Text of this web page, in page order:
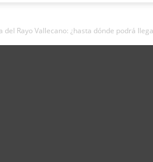
del Rayo Vallecano: ¿hasta dónde podrá